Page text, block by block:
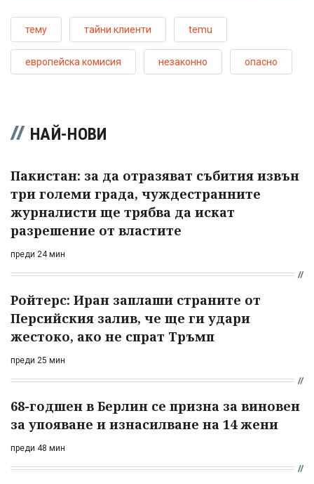
тему тайни клиенти temu
европейска комисия незаконно опасно
НАЙ-НОВИ
Пакистан: за да отразяват събития извън
три големи града, чуждестранните
журналисти ще трябва да искат
разрешение от властите
преди 24 мин
Ройтерс: Иран заплаши страните от
Персийския залив, че ще ги удари
жестоко, ако не спрат Тръмп
преди 25 мин
68-годшен в Берлин се призна за виновен
за упояване и изнасилване на 14 жени
преди 48 мин